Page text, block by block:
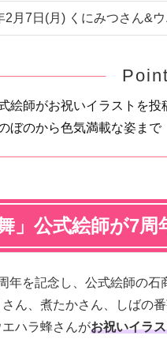
2月7日(月) くにみつさん&
Point
絵師がお祝いイラストを投
ぼのから色気満載な姿まで
」公式絵師が7周
年を記念し、公式絵師の
ん、煮たかさん、しばの
ハラ蜂さんがお祝いイラ